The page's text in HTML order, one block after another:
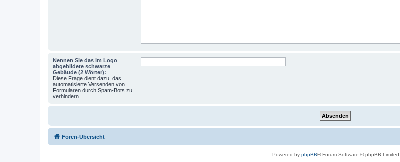
Nennen Sie das im Logo
abgebildete schwarze
Gebäude (2 Wörter):
Diese Frage dient dazu, das
automatisierte Versenden von
Formularen durch Spam-Bots zu
verhindern.
Foren-Übersicht
Powered by phpBB® Forum Software © phpBB Limited